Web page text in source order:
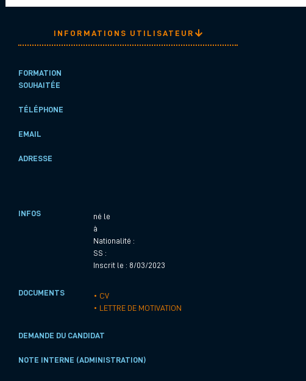
INFORMATIONS UTILISATEUR
FORMATION
SOUHAITÉE
TÉLÉPHONE
EMAIL
ADRESSE
INFOS
né le
à
Nationalité :
SS :
Inscrit le : 8/03/2023
DOCUMENTS
• CV
• LETTRE DE MOTIVATION
DEMANDE DU CANDIDAT
NOTE INTERNE (ADMINISTRATION)